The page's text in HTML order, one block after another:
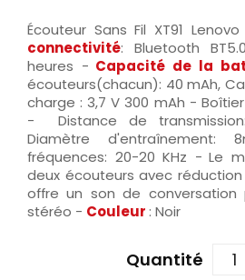
Écouteur Sans Fil XT91 Lenovo
connectivité: Bluetooth
heures - Capacité de la
écouteurs(chacun): 40 mAh,
charge : 3,7 V 300 mAh -
- Distance de
Diamètre d'entraînement:
fréquences: 20-20 KHz - Le
deux écouteurs avec
offre un son de conversation
stéréo - Couleur : Noir
Quantité